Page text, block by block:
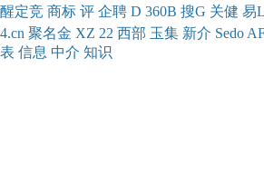
醒定竞 商标 评 企聘 D 360B 搜G 关健 易
4.cn 聚名金 XZ 22 西部 玉集 新介 Sedo
表 信息 中介 知识